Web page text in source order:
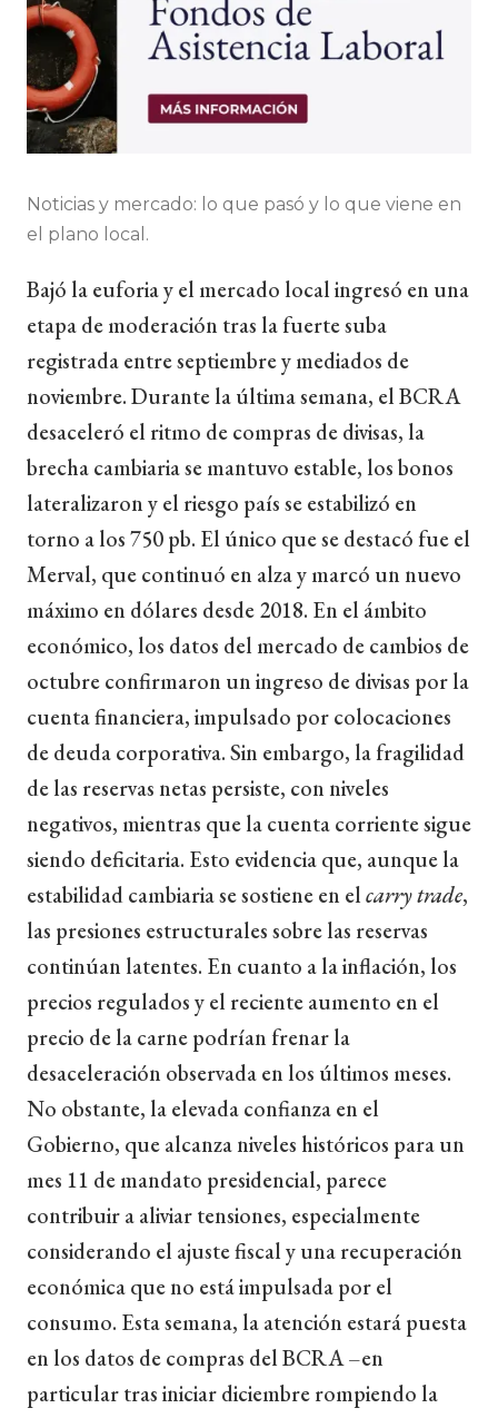
Noticias y mercado: lo que pasó y lo que viene en
el plano local.
Bajó la euforia y el mercado local ingresó en una
etapa de moderación tras la fuerte suba
registrada entre septiembre y mediados de
noviembre. Durante la última semana, el BCRA
desaceleró el ritmo de compras de divisas, la
brecha cambiaria se mantuvo estable, los bonos
lateralizaron y el riesgo país se estabilizó en
torno a los 750 pb. El único que se destacó fue el
Merval, que continuó en alza y marcó un nuevo
máximo en dólares desde 2018. En el ámbito
económico, los datos del mercado de cambios de
octubre confirmaron un ingreso de divisas por la
cuenta financiera, impulsado por colocaciones
de deuda corporativa. Sin embargo, la fragilidad
de las reservas netas persiste, con niveles
negativos, mientras que la cuenta corriente sigue
siendo deficitaria. Esto evidencia que, aunque la
estabilidad cambiaria se sostiene en elcarry trade,
las presiones estructurales sobre las reservas
continúan latentes. En cuanto a la inflación, los
precios regulados y el reciente aumento en el
precio de la carne podrían frenar la
desaceleración observada en los últimos meses.
No obstante, la elevada confianza en el
Gobierno, que alcanza niveles históricos para un
mes 11 de mandato presidencial, parece
contribuir a aliviar tensiones, especialmente
considerando el ajuste fiscal y una recuperación
económica que no está impulsada por el
consumo. Esta semana, la atención estará puesta
en los datos de compras del BCRA –en
particular tras iniciar diciembre rompiendo la